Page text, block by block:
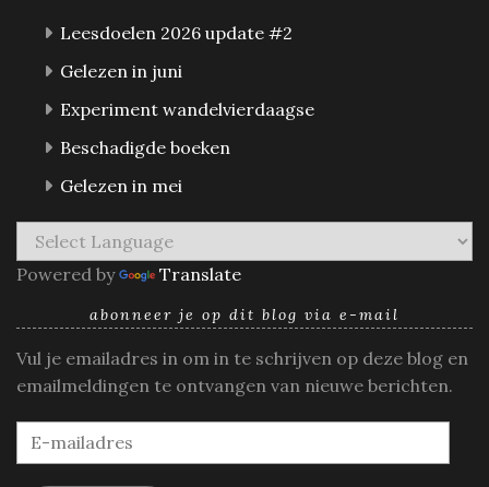
Leesdoelen 2026 update #2
Gelezen in juni
Experiment wandelvierdaagse
Beschadigde boeken
Gelezen in mei
Powered by Translate
abonneer je op dit blog via e-mail
Vul je emailadres in om in te schrijven op deze blog en
emailmeldingen te ontvangen van nieuwe berichten.
E-
mailadres